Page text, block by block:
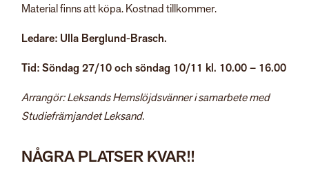
Material finns att köpa. Kostnad tillkommer.
Ledare: Ulla Berglund-Brasch.
Tid: Söndag 27/10 och söndag 10/11 kl. 10.00 – 16.00
Arrangör: Leksands Hemslöjdsvänner i samarbete med
Studiefrämjandet Leksand.
NÅGRA PLATSER KVAR!!